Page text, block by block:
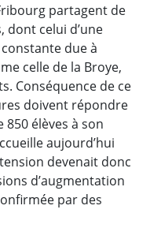
partagent de
celui d’une
due à
celle de la Broye,
Conséquence de ce
doivent répondre
élèves à son
aujourd’hui
devenait donc
d’augmentation
par des